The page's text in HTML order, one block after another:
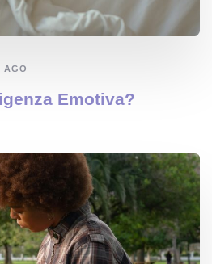
AGO
Emotiva?